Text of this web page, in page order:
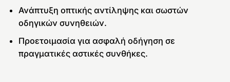
Ανάπτυξη οπτικής αντίληψης και σωστών
οδηγικών συνηθειών.
Προετοιμασία για ασφαλή οδήγηση σε
πραγματικές αστικές συνθήκες.